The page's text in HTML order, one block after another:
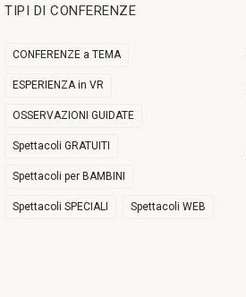
TIPI DI CONFERENZE
CONFERENZE a TEMA
ESPERIENZA in VR
OSSERVAZIONI GUIDATE
Spettacoli GRATUITI
Spettacoli per BAMBINI
Spettacoli SPECIALI Spettacoli WEB